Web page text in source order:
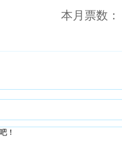
本月票数：